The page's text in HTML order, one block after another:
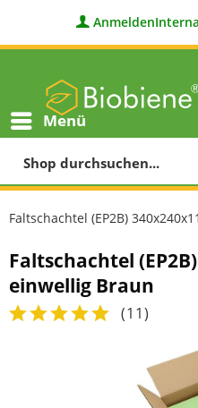
Anmelden
Menü
Faltschachtel (EP2B)
Faltschachtel
einwellig Braun
(11)